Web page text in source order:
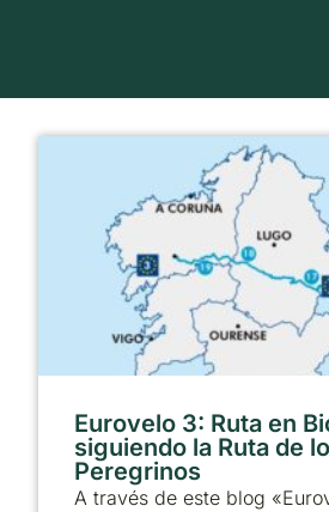
Eurovelo 3: Ruta en
siguiendo la Ruta de
Peregrinos
A través de este blog